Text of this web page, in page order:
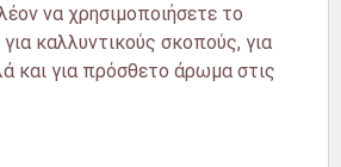
να χρησιμοποιήσετε το
καλλυντικούς σκοπούς, για
και για πρόσθετο άρωμα στις